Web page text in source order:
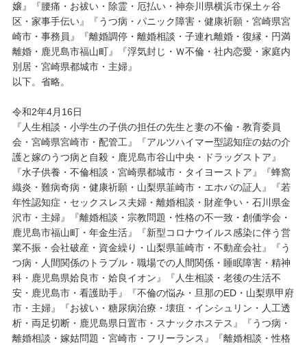
嬢』『腰痛・お祓い・除霊・厄払い・神奈川県横浜市保土ヶ谷
区・家事手伝い』『うつ病・パニック障害・健康祈願・宮崎県宮
崎市・事務員』『離婚調停・離婚相談・子連れ離婚・復縁・円満
離婚・鹿児島市福山町』『浮気封じ・Ｗ不倫・社内恋愛・家庭内
別居・宮崎県都城市・主婦』
以下。省略。
令和2年4月16日
『人生相談・小学生の子供の担任の先生と妻の不倫・教育委員
会・宮崎県宮崎市・配管工』『アルツハイマー型認知症の姑の介
護と嫁のうつ病と自殺・鹿児島市谷山中央・ドラッグストア』
『水子供養・不倫相談・宮崎県都城市・タイヨーストア』『蜂窩
織炎・難病奇病・健康祈願・山梨県韮崎市・エホバの証人』『若
年性認知症・セックスレス夫婦・離婚相談・財産争い・石川県金
沢市・主婦』『離婚相談・宗教問題・性格の不一致・創価学会・
鹿児島市福山町・年金生活』『新型コロナウイルス感染に伴う営
業不振・会社破産・資金繰り・山梨県韮崎市・不動産会社』『う
つ病・人間関係のトラブル・職場での人間関係・睡眠障害・精神
科・鹿児島県姶良市・姶良イオン』『人生相談・老後の生活不
安・鹿児島市・看護助手』『不倫の悩み・旦那のED・山梨県甲府
市・主婦』『お祓い・糖尿病治療・壊疽・インシュリン・人工透
析・両足切断・鹿児島県日置市・スナックホステス』『うつ病・
離婚相談・嫁姑問題・宮崎市・フリーランス』『離婚相談・性格